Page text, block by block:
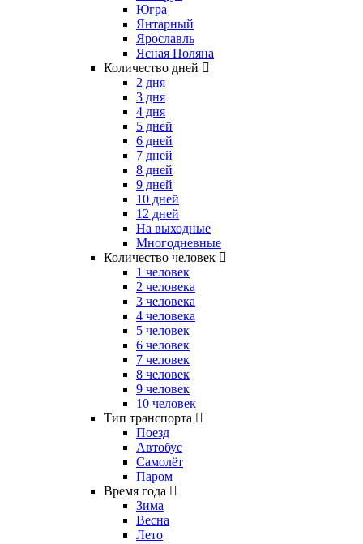
Югра
Янтарный
Ярославль
Ясная Поляна
Количество дней
2 дня
3 дня
4 дня
5 дней
6 дней
7 дней
8 дней
9 дней
10 дней
12 дней
На выходные
Многодневные
Количество человек
1 человек
2 человека
3 человека
4 человека
5 человек
6 человек
7 человек
8 человек
9 человек
10 человек
Тип транспорта
Поезд
Автобус
Самолёт
Паром
Время года
Зима
Весна
Лето